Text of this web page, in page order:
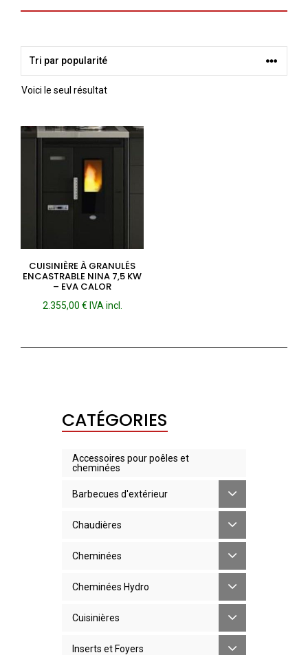
Voici le seul résultat
CUISINIÈRE À GRANULÉS
ENCASTRABLE NINA 7,5 KW
– EVA CALOR
2.355,00 € IVA incl.
CATÉGORIES
Accessoires pour poêles et
cheminées
Barbecues d'extérieur
Chaudières
Cheminées
Cheminées Hydro
Cuisinières
Inserts et Foyers